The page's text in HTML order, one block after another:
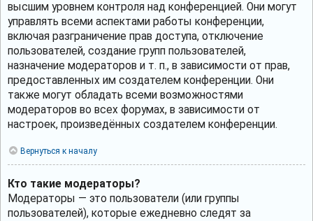
высшим уровнем контроля над конференцией. Они могут
управлять всеми аспектами работы конференции,
включая разграничение прав доступа, отключение
пользователей, создание групп пользователей,
назначение модераторов и т. п., в зависимости от прав,
предоставленных им создателем конференции. Они
также могут обладать всеми возможностями
модераторов во всех форумах, в зависимости от
настроек, произведённых создателем конференции.
Вернуться к началу
Кто такие модераторы?
Модераторы — это пользователи (или группы
пользователей), которые ежедневно следят за